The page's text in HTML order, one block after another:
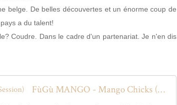
belge. De belles découvertes et un énorme coup de
a du talent!
Coudre. Dans le cadre d'un partenariat. Je n'en dis
FùGù MANGO - Mango Chicks (AB Session)